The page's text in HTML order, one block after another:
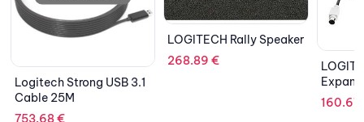
3.1
LOGITECH Rally Speaker
LOGITECH Group